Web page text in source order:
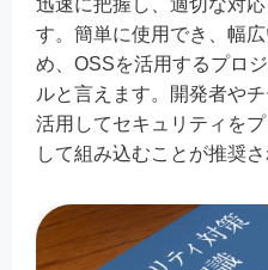
す。簡単に使用でき、幅
め、OSSを活用するプロ
ルと言えます。開発者や
活用してセキュリティを
して組み込むことが推奨さ